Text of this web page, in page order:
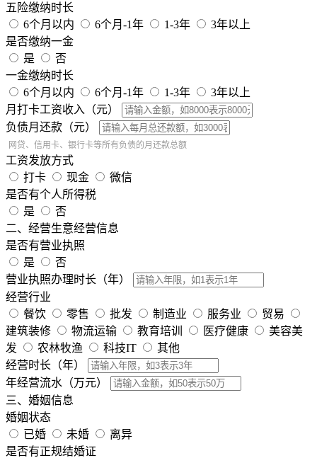
五险缴纳时长
6个月以内
6个月-1年 1-3年
3年以上
是否缴纳一金
是
否
一金缴纳时长
6个月以内
6个月-1年 1-3年
3年以上
月打卡工资收入（元）
负债月还款（元）
网贷、信用卡、银行卡等所有负债的月还款总额
工资发放方式
打卡
现金
微信
是否有个人所得税
是
否
二、经营生意经营信息
是否有营业执照
是
否
营业执照办理时长（年）
经营行业
餐饮
零售 批发 制造业 服务业
贸易
建筑装修
物流运输 教育培训 医疗健康
美容美
发
农林牧渔 科技IT
其他
经营时长（年）
年经营流水（万元）
三、婚姻信息
婚姻状态
已婚
未婚
离异
是否有正规结婚证